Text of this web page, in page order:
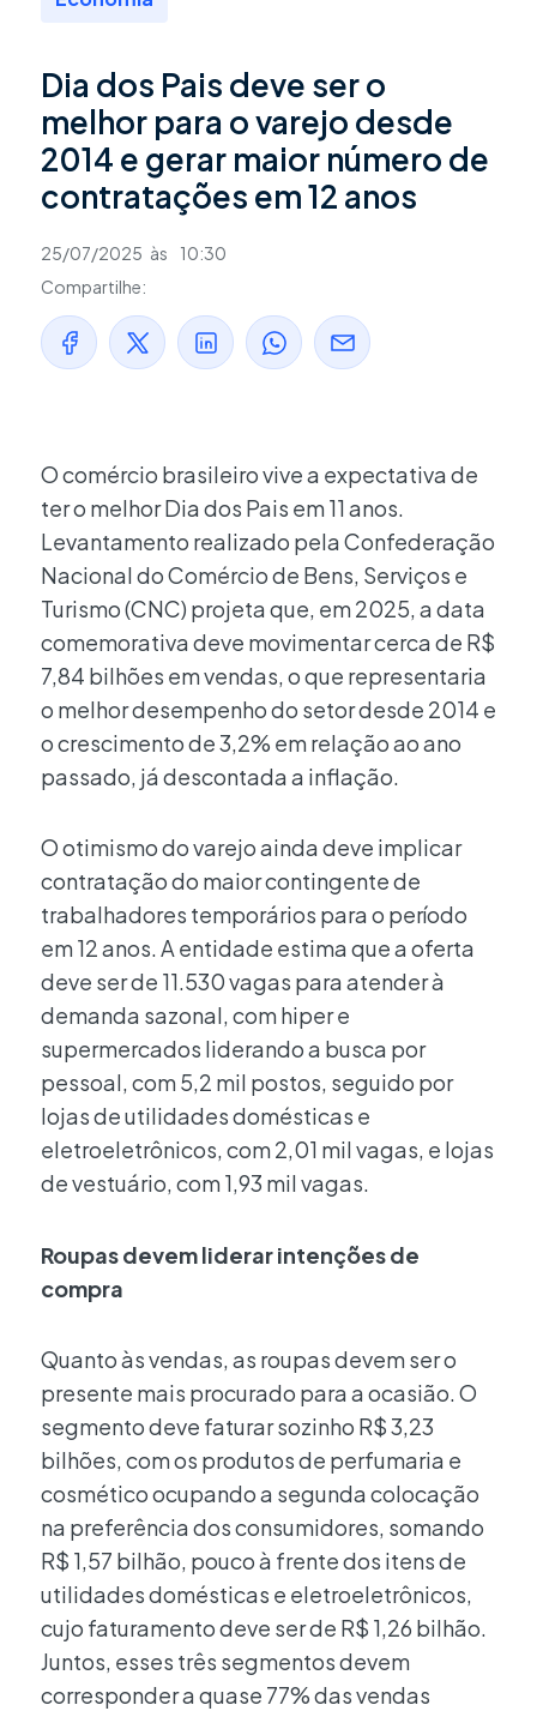
Dia dos Pais deve ser o
melhor para o varejo desde
2014 e gerar maior número de
contratações em 12 anos
25/07/2025 às
10:30
Compartilhe:
O comércio brasileiro vive a expectativa de
ter o melhor Dia dos Pais em 11 anos.
Levantamento realizado pela Confederação
Nacional do Comércio de Bens, Serviços e
Turismo (CNC) projeta que, em 2025, a data
comemorativa deve movimentar cerca de R$
7,84 bilhões em vendas, o que representaria
o melhor desempenho do setor desde 2014 e
o crescimento de 3,2% em relação ao ano
passado, já descontada a inflação.
O otimismo do varejo ainda deve implicar
contratação do maior contingente de
trabalhadores temporários para o período
em 12 anos. A entidade estima que a oferta
deve ser de 11.530 vagas para atender à
demanda sazonal, com hiper e
supermercados liderando a busca por
pessoal, com 5,2 mil postos, seguido por
lojas de utilidades domésticas e
eletroeletrônicos, com 2,01 mil vagas, e lojas
de vestuário, com 1,93 mil vagas.
Roupas devem liderar intenções de
compra
Quanto às vendas, as roupas devem ser o
presente mais procurado para a ocasião. O
segmento deve faturar sozinho R$ 3,23
bilhões, com os produtos de perfumaria e
cosmético ocupando a segunda colocação
na preferência dos consumidores, somando
R$ 1,57 bilhão, pouco à frente dos itens de
utilidades domésticas e eletroeletrônicos,
cujo faturamento deve ser de R$ 1,26 bilhão.
Juntos, esses três segmentos devem
corresponder a quase 77% das vendas